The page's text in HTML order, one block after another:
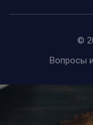
©
Вопросы